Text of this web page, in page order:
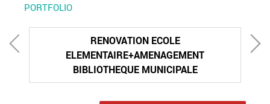
PORTFOLIO
RENOVATION ECOLE
ELEMENTAIRE+AMENAGEMENT
BIBLIOTHEQUE MUNICIPALE